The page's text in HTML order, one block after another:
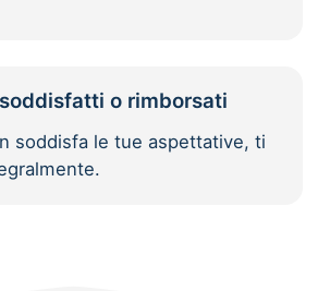
o rimborsati
soddisfa le tue aspettative, ti